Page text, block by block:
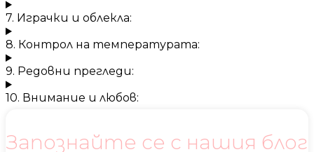
7. Играчки и облекла:
8. Контрол на температурата:
9. Редовни прегледи:
10. Внимание и любов:
Запознайте се с нашия блог